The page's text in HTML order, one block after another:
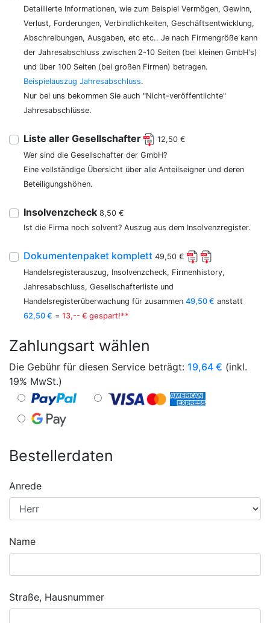
Detaillierte Informationen, wie zum Beispiel Vermögen, Gewinn,
Verlust, Forderungen, Verbindlichkeiten, Geschäftsentwicklung,
Abschreibungen, Ausgaben, etc etc.. Je nach Firmengröße kann
der Jahresabschluss zwischen 2-10 Seiten (bei kleinen GmbH's)
und über 100 Seiten (bei großen Firmen) betragen.
Beispielauszug Jahresabschluss.
Nur bei uns bekommen Sie auch "Nicht-veröffentlichte"
Jahresabschlüsse.
Liste aller Gesellschafter
12,50 €
Wer sind die Gesellschafter der GmbH?
Eine vollständige Übersicht über alle Anteilseigner und deren
Beteiligungshöhen.
Insolvenzcheck 8,50 €
Ist die Firma noch solvent? Auszug aus dem Insolvenzregister.
Dokumentenpaket komplett 49,50 €
Handelsregisterauszug, Insolvenzcheck, Firmenhistory,
Jahresabschluss, Gesellschafterliste und
Handelsregisterüberwachung für zusammen 49,50 € anstatt
62,50 € = 13,-- € gespart!**
Zahlungsart wählen
Die Gebühr für diesen Service beträgt: 19,64 € (inkl.
19% MwSt.)
Bestellerdaten
Anrede
Name
Straße, Hausnummer